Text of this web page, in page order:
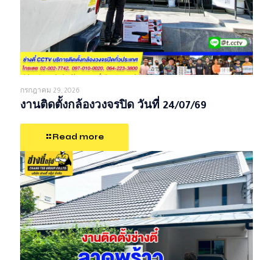
กรกฎาคม 29, 2026
งานติดตั้งกล้องวงจรปิด วันที่ 24/07/69
Read more